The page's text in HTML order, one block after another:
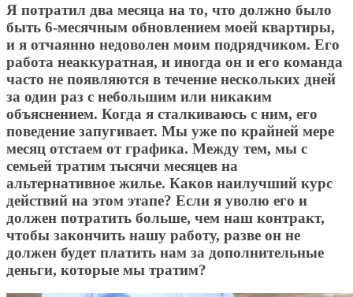
Я потратил два месяца на то, что должно было
быть 6-месячным обновлением моей квартиры,
и я отчаянно недоволен моим подрядчиком. Его
работа неаккуратная, и иногда он и его команда
часто не появляются в течение нескольких дней
за один раз с небольшим или никаким
объяснением. Когда я сталкиваюсь с ним, его
поведение запугивает. Мы уже по крайней мере
месяц отстаем от графика. Между тем, мы с
семьей тратим тысячи месяцев на
альтернативное жилье. Каков наилучший курс
действий на этом этапе? Если я уволю его и
должен потратить больше, чем наш контракт,
чтобы закончить нашу работу, разве он не
должен будет платить нам за дополнительные
деньги, которые мы тратим?